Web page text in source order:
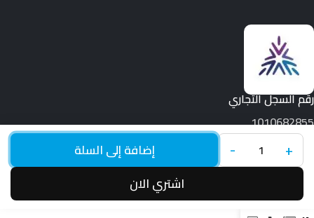
رقم السجل التجاري
1010682855
جميع الحقوق محفوظة لـ © 2026.
Duke +
-
إضافة إلى السلة
اشتري الان